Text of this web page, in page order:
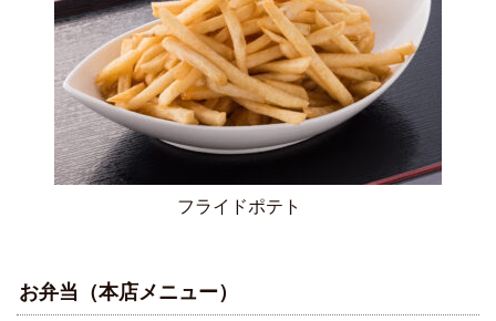
フライドポテト
お弁当（本店メニュー）